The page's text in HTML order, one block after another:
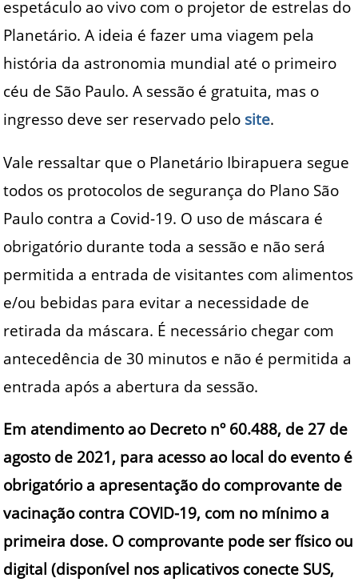
espetáculo ao vivo com o projetor de estrelas do
Planetário. A ideia é fazer uma viagem pela
história da astronomia mundial até o primeiro
céu de São Paulo. A sessão é gratuita, mas o
ingresso deve ser reservado pelo site.
Vale ressaltar que o Planetário Ibirapuera segue
todos os protocolos de segurança do Plano São
Paulo contra a Covid-19. O uso de máscara é
obrigatório durante toda a sessão e não será
permitida a entrada de visitantes com alimentos
e/ou bebidas para evitar a necessidade de
retirada da máscara. É necessário chegar com
antecedência de 30 minutos e não é permitida a
entrada após a abertura da sessão.
Em atendimento ao Decreto nº 60.488, de 27 de
agosto de 2021, para acesso ao local do evento é
obrigatório a apresentação do comprovante de
vacinação contra COVID-19, com no mínimo a
primeira dose. O comprovante pode ser físico ou
digital (disponível nos aplicativos conecte SUS,